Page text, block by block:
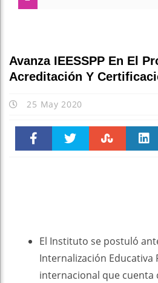
Avanza IEESSPP En El
Acreditación Y
25 May 2020
El Instituto se postuló
Internalización Educativa
internacional que cuenta